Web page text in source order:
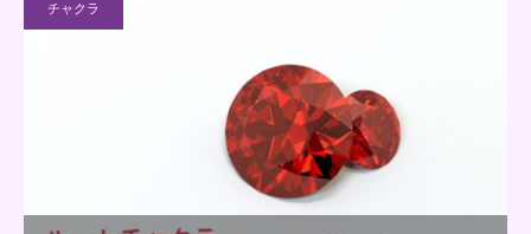
チャクラ